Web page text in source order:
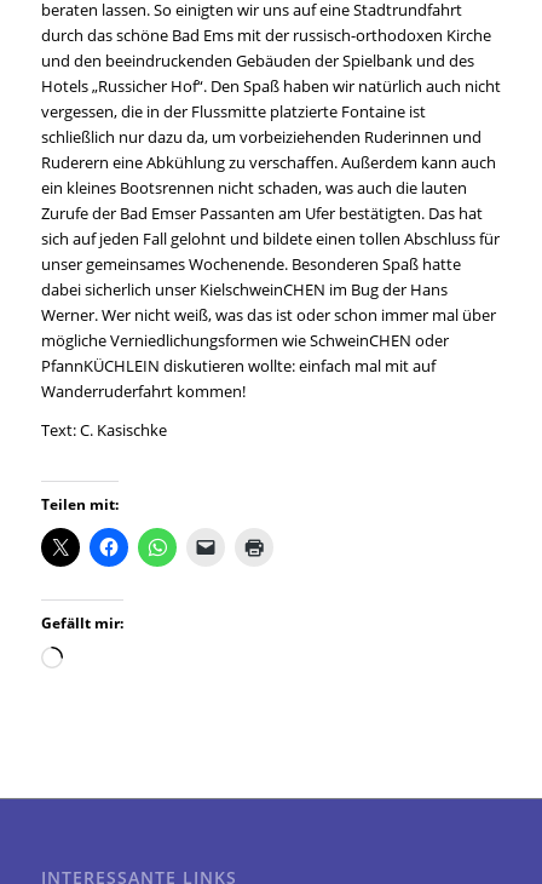
beraten lassen. So einigten wir uns auf eine Stadtrundfahrt
durch das schöne Bad Ems mit der russisch-orthodoxen Kirche
und den beeindruckenden Gebäuden der Spielbank und des
Hotels „Russicher Hof“. Den Spaß haben wir natürlich auch nicht
vergessen, die in der Flussmitte platzierte Fontaine ist
schließlich nur dazu da, um vorbeiziehenden Ruderinnen und
Ruderern eine Abkühlung zu verschaffen. Außerdem kann auch
ein kleines Bootsrennen nicht schaden, was auch die lauten
Zurufe der Bad Emser Passanten am Ufer bestätigten. Das hat
sich auf jeden Fall gelohnt und bildete einen tollen Abschluss für
unser gemeinsames Wochenende. Besonderen Spaß hatte
dabei sicherlich unser KielschweinCHEN im Bug der Hans
Werner. Wer nicht weiß, was das ist oder schon immer mal über
mögliche Verniedlichungsformen wie SchweinCHEN oder
PfannKÜCHLEIN diskutieren wollte: einfach mal mit auf
Wanderruderfahrt kommen!
Text: C. Kasischke
Teilen mit:
Gefällt mir:
Wird
INTERESSANTE LINKS